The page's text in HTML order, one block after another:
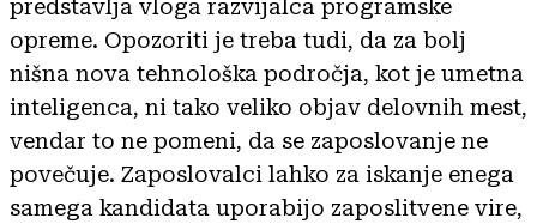
predstavlja vloga razvijalca programske
opreme. Opozoriti je treba tudi, da za bolj
nišna nova tehnološka področja, kot je umetna
inteligenca, ni tako veliko objav delovnih mest,
vendar to ne pomeni, da se zaposlovanje ne
povečuje. Zaposlovalci lahko za iskanje enega
samega kandidata uporabijo zaposlitvene vire,